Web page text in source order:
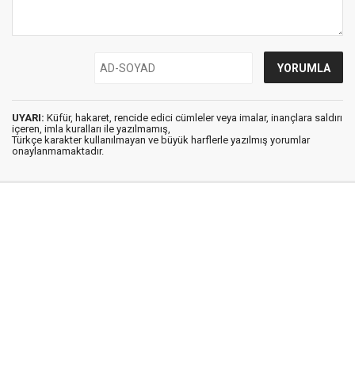
UYARI: Küfür, hakaret, rencide edici cümleler veya imalar, inançlara saldırı
içeren, imla kuralları ile yazılmamış,
Türkçe karakter kullanılmayan ve büyük harflerle yazılmış yorumlar
onaylanmamaktadır.